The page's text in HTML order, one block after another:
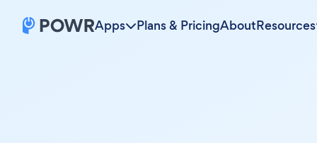
Apps Plans & PricingAboutResources